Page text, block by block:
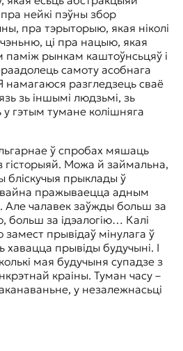
нейкі пэўны збор
пра тэрыторыю, якая ніколі
ці пра нацыю, якая
паміж рынкам каштоўнсьцяў і
самоту асобнага
намагаюся разгледзець сваё
зь іншымі людзьмі, зь
гэтым тумане колішняга
ў спробах мяшаць
гісторыяй. Можа й займальна,
бліскучыя прыклады ў
пражываецца адным
Але чалавек заўжды больш за
больш за ідэалогію… Калі
замест прывідаў мінулага ў
прывіды будучыні. І
мая будучыня супадзе з
краіны. Туман часу –
у незалежнасьці